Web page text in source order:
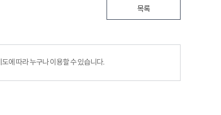
목록
에 따라 누구나 이용할 수 있습니다.